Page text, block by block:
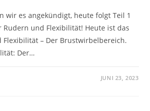
wir es angekündigt, heute folgt Teil 1
Rudern und Flexibilität! Heute ist das
Flexibilität – Der Brustwirbelbereich.
Der…
JUNI 23, 2023